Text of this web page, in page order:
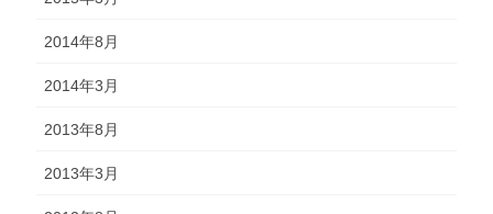
2014年8月
2014年3月
2013年8月
2013年3月